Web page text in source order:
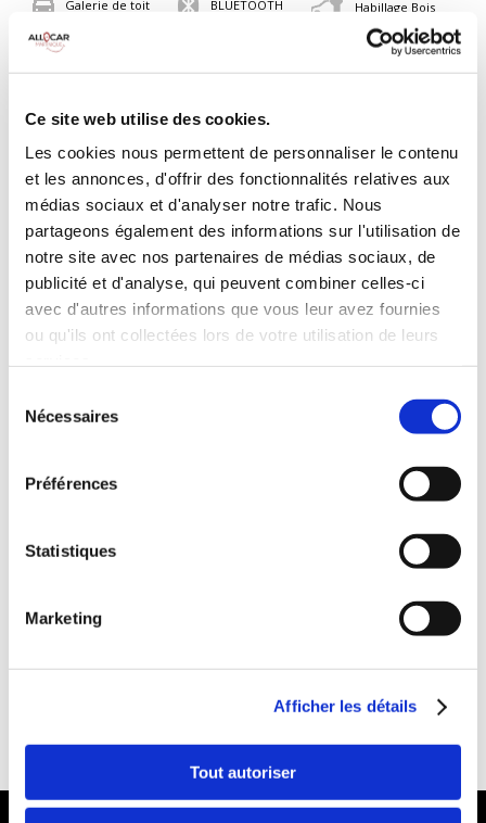
Ce site web utilise des cookies.
Les cookies nous permettent de personnaliser le contenu
et les annonces, d'offrir des fonctionnalités relatives aux
médias sociaux et d'analyser notre trafic. Nous
partageons également des informations sur l'utilisation de
notre site avec nos partenaires de médias sociaux, de
publicité et d'analyse, qui peuvent combiner celles-ci
avec d'autres informations que vous leur avez fournies
ou qu'ils ont collectées lors de votre utilisation de leurs
Nécessaires
Préférences
Statistiques
Marketing
Afficher les détails
Tout autoriser
Galerie de toit BLUETOOTH Habillage Bois
Camera de recul
Cloison de
séparation
INCLUS À LA LOCATION
Killométrage illimité
Assurance tous risques (hors franchise)
Carburant : plein à rendre plein
CONDITIONS DE LOCATION
Années de permis :2 ans
ASSURANCE
MODES DE PAIEMENT